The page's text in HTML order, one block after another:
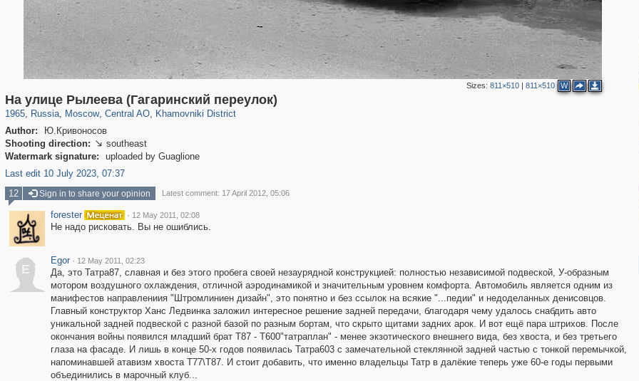
Sizes:811×510 |811×510 W
На улице Рылеева (Гагаринский переулок)
1965, Russia
1,406,493 29,243
, Moscow
319,780 8,286
, Central AO
159,978 5,916
, Khamovniki District
19,394 722
Author:
Ю.Кривоносов
Shooting direction:  southeast
Watermark signature:
uploaded by Guaglione
Last edit 10 July 2023, 07:37
8
12 Sign in to share your opinion Latest comment: 17 April 2012, 05:06
forester · 12 May 2011, 02:08
Не надо рисковать. Вы не ошиблись.
E
Egor · 12 May 2011, 02:23
Да, это Татра87, славная и без этого пробега своей незаурядной конструкцией: полностью независимой подвеской, У-образным
мотором воздушного охлаждения, отличной аэродинамикой и значительным уровнем комфорта. Автомобиль является одним из
манифестов направлениия "Штромлиниен дизайн", это понятно и без ссылок на всякие "...педии" и недоделанных денисовцов.
Главный конструктор Ханс Ледвинка заложил интересное решение задней передачи, благодаря чему удалось снабдить авто
уникальной задней подвеской с разной базой по разным бортам, что скрыто щитами задних арок. И вот ещё пара штрихов. После
окончания войны появился младший брат Т87 - Т600"татраплан" - менее экзотического внешнего вида, без хвоста, и без третьего
глаза на фасаде. И лишь в конце 50-х годов появилась Татра603 с замечательной стеклянной задней частью с тонкой перемычкой,
напоминавшей атавизм хвоста Т77\Т87. И стоит добавить, что именно владельцы Татр в далёкие теперь уже 60-е годы первыми
объединились в марочный клуб...